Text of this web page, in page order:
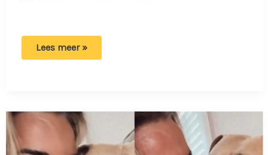
Monique
oplossing
die
bedenken’
Lees meer »